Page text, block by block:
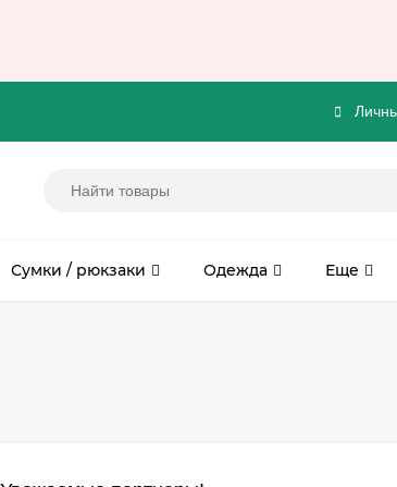
Сумки / рюкзаки Одежда Еще